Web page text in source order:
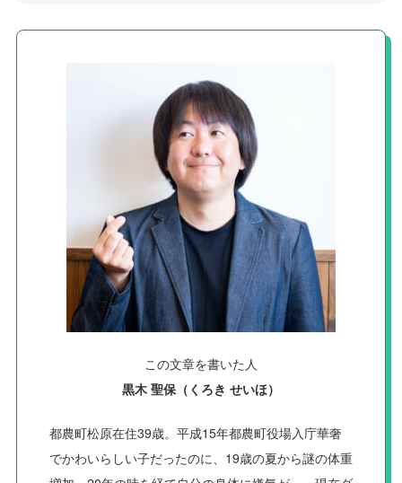
この文章を書いた人
黒木 聖保（くろき せいほ）
都農町松原在住39歳。平成15年都農町役場入庁華奢
でかわいらしい子だったのに、19歳の夏から謎の体重